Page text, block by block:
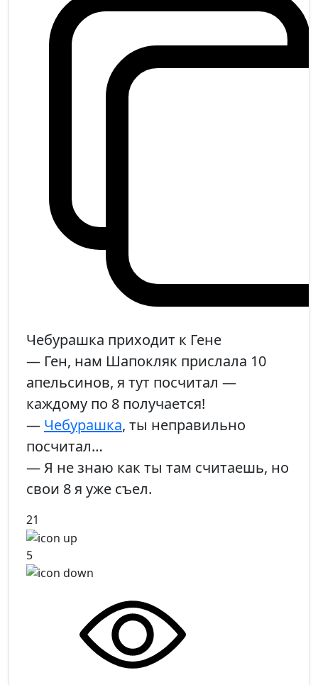
Чебурашка приходит к Гене
— Ген, нам Шапокляк прислала 10
апельсинов, я тут посчитал —
каждому по 8 получается!
— Чебурашка, ты неправильно
посчитал…
— Я не знаю как ты там считаешь, но
свои 8 я уже съел.
21
5